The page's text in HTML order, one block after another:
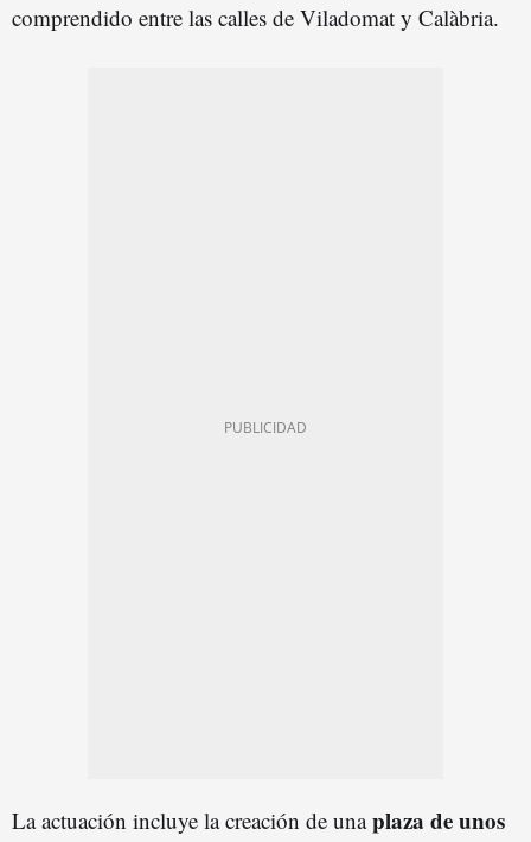
comprendido entre las calles de Viladomat y Calàbria.
La actuación incluye la creación de unaplaza de unos